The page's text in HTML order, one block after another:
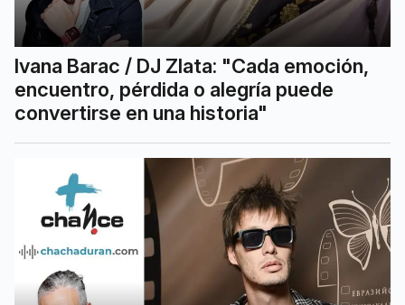
Ivana Barac / DJ Zlata: "Cada emoción,
encuentro, pérdida o alegría puede
convertirse en una historia"